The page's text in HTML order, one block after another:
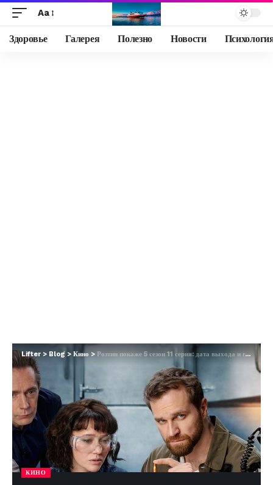
Aa
Здоровье Галерея Полезно Новости
Lifter > Blog > Кино > Розтин покаже 5 сезон 11 серия: дата выхода и где смотреть онлайн
КИНО